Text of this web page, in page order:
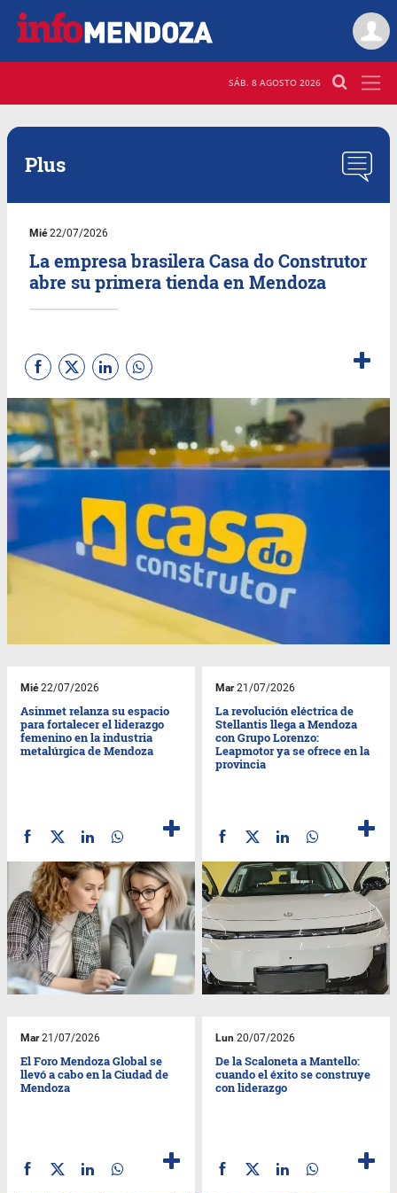
SÁB. 8 AGOSTO 2026
Plus
Mié22/07/2026
La empresa brasilera Casa do Construtor
abre su primera tienda en Mendoza
Mié22/07/2026
Asinmet relanza su espacio
para fortalecer el liderazgo
femenino en la industria
metalúrgica de Mendoza
Mar21/07/2026
La revolución eléctrica de
Stellantis llega a Mendoza
con Grupo Lorenzo:
Leapmotor ya se ofrece en la
provincia
Mar21/07/2026
El Foro Mendoza Global se
llevó a cabo en la Ciudad de
Mendoza
Lun 20/07/2026
De la Scaloneta a Mantello:
cuando el éxito se construye
con liderazgo